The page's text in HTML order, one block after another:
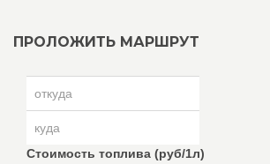
ПРОЛОЖИТЬ МАРШРУТ
Стоимость топлива (руб/1л)